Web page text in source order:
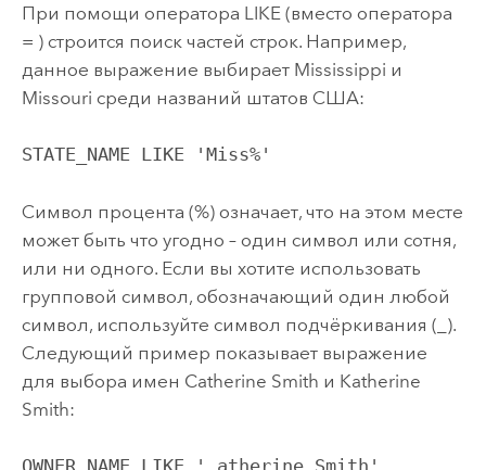
При помощи оператора LIKE (вместо оператора
= ) строится поиск частей строк. Например,
данное выражение выбирает Mississippi и
Missouri среди названий штатов США:
STATE_NAME LIKE 'Miss%'
Символ процента (%) означает, что на этом месте
может быть что угодно – один символ или сотня,
или ни одного. Если вы хотите использовать
групповой символ, обозначающий один любой
символ, используйте символ подчёркивания (_).
Следующий пример показывает выражение
для выбора имен Catherine Smith и Katherine
Smith:
OWNER_NAME LIKE '_atherine Smith'